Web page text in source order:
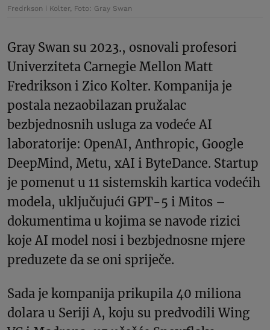
Fredrkson i Kolter, Foto: Gray Swan
Gray Swan su 2023., osnovali profesori
Univerziteta Carnegie Mellon Matt
Fredrikson i Zico Kolter. Kompanija je
postala nezaobilazan pružalac
bezbjednosnih usluga za vodeće AI
laboratorije: OpenAI, Anthropic, Google
DeepMind, Metu, xAI i ByteDance. Startup
je pomenut u 11 sistemskih kartica vodećih
modela, uključujući GPT-5 i Mitos –
dokumentima u kojima se navode rizici
koje AI model nosi i bezbjednosne mjere
preduzete da se oni spriječe.
Sada je kompanija prikupila 40 miliona
dolara u Seriji A, koju su predvodili Wing